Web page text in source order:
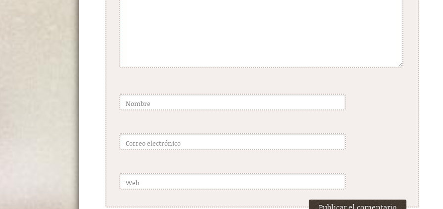
Nombre
Correo electrónico
Web